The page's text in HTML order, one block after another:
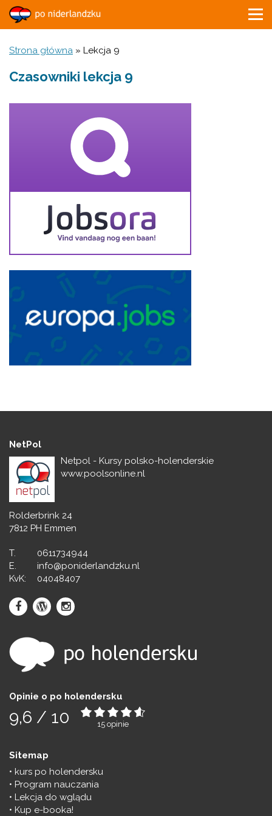
Strona główna » Lekcja 9
Czasowniki lekcja 9
NetPol
Netpol - Kursy polsko-holenderskie
www.poolsonline.nl
Rolderbrink 24
7812 PH Emmen
T.
0611734944
E.
info@poniderlandzku.nl
KvK:
04048407
Opinie o po holendersku
9,6 / 10 15 opinie
Sitemap
kurs po holendersku
Program nauczania
Lekcja do wglądu
Kup e-booka!